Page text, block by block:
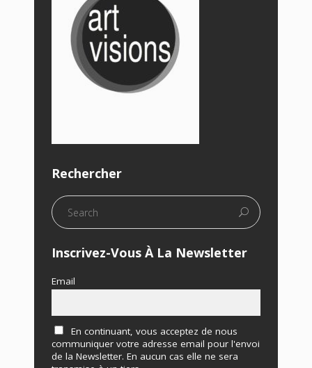
Rechercher
Inscrivez-Vous À La Newsletter
Email
En continuant, vous acceptez de nous
communiquer votre adresse email pour l'envoi
de la Newsletter. En aucun cas elle ne sera